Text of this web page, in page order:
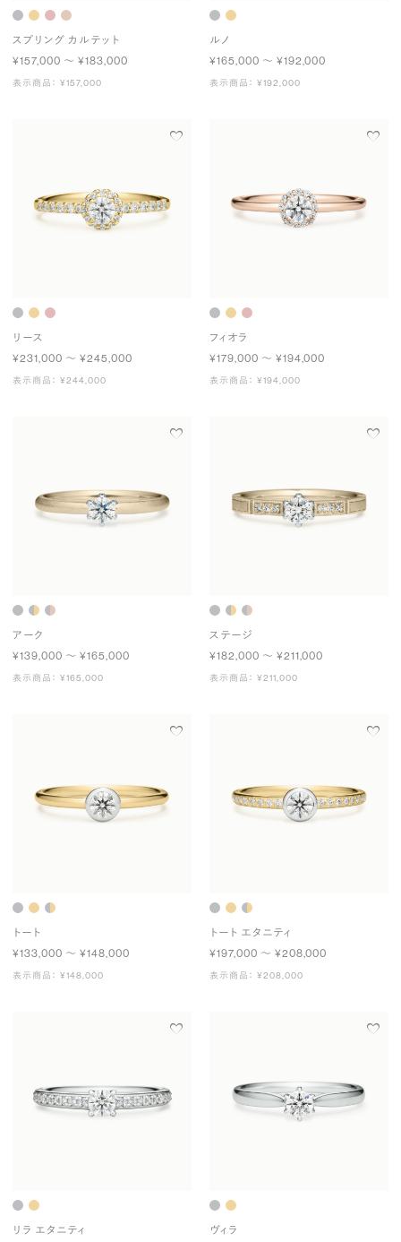
スプリング カルテット
¥157,000 〜 ¥183,000
表示商品： ¥157,000
ルノ
¥165,000 〜 ¥192,000
表示商品： ¥192,000
リース
¥231,000 〜 ¥245,000
表示商品： ¥244,000
フィオラ
¥179,000 〜 ¥194,000
表示商品： ¥194,000
アーク
¥139,000 〜 ¥165,000
表示商品： ¥165,000
ステージ
¥182,000 〜 ¥211,000
表示商品： ¥211,000
トート
¥133,000 〜 ¥148,000
表示商品： ¥148,000
トート エタニティ
¥197,000 〜 ¥208,000
表示商品： ¥208,000
リラ エタニティ ヴィラ